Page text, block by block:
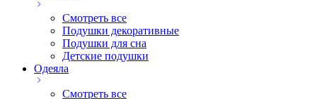
Смотреть все
Подушки декоративные
Подушки для сна
Детские подушки
Одеяла
Смотреть все